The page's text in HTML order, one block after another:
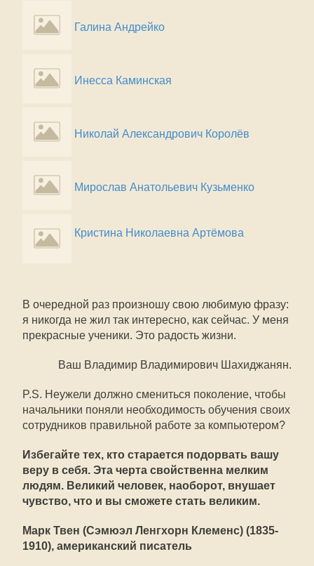
Галина Андрейко
Инесса Каминская
Н иколай Александрович Королёв
Мирослав Анатольевич Кузьменко
Кристина Николаевна Артёмова
В очередной раз произношу свою любимую фразу:
я никогда не жил так интересно, как сейчас. У меня
прекрасные ученики. Это радость жизни.
Ваш Владимир Владимирович Шахиджанян.
P.S. Неужели должно смениться поколение, чтобы
начальники поняли необходимость обучения своих
сотрудников правильной работе за компьютером?
Избегайте тех, кто старается подорвать вашу
веру в себя. Эта черта свойственна мелким
людям. Великий человек, наоборот, внушает
чувство, что и вы сможете стать великим.
Марк Твен (Сэмюэл Ленгхорн Клеменс) (1835-
1910), американский писатель